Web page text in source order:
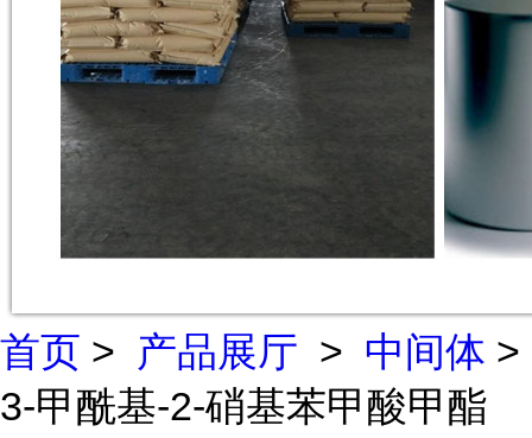
首页 > 产品展厅 > 中间体 >
3-甲酰基-2-硝基苯甲酸甲酯